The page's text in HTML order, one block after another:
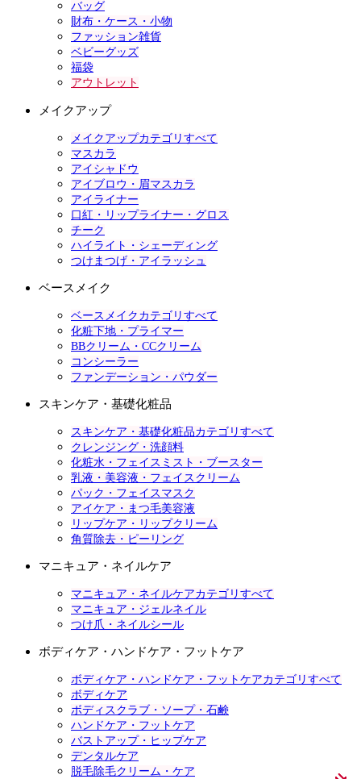
バッグ
財布・ケース・小物
ファッション雑貨
ベビーグッズ
福袋
アウトレット
メイクアップ
メイクアップカテゴリすべて
マスカラ
アイシャドウ
アイブロウ・眉マスカラ
アイライナー
口紅・リップライナー・グロス
チーク
ハイライト・シェーディング
つけまつげ・アイラッシュ
ベースメイク
ベースメイクカテゴリすべて
化粧下地・プライマー
BBクリーム・CCクリーム
コンシーラー
ファンデーション・パウダー
スキンケア・基礎化粧品
スキンケア・基礎化粧品カテゴリすべて
クレンジング・洗顔料
化粧水・フェイスミスト・ブースター
乳液・美容液・フェイスクリーム
パック・フェイスマスク
アイケア・まつ毛美容液
リップケア・リップクリーム
角質除去・ピーリング
マニキュア・ネイルケア
マニキュア・ネイルケアカテゴリすべて
マニキュア・ジェルネイル
つけ爪・ネイルシール
ボディケア・ハンドケア・フットケア
ボディケア・ハンドケア・フットケアカテゴリすべて
ボディケア
ボディスクラブ・ソープ・石鹸
ハンドケア・フットケア
バストアップ・ヒップケア
デンタルケア
脱毛除毛クリーム・ケア